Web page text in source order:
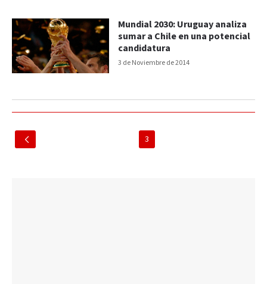
3 de Noviembre de 2014
Mundial 2030: Uruguay analiza
sumar a Chile en una potencial
candidatura
3